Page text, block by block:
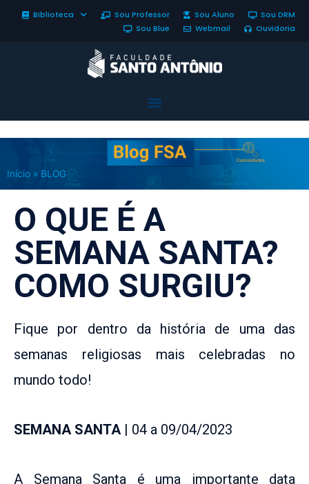
Biblioteca Sou Professor Sou Aluno
Sou DRM
Sou Blue
Webmail Ouvidoria
Início » BLOG
O QUE É A
SEMANA SANTA?
COMO SURGIU?
Fique por dentro da história de uma das
semanas religiosas mais celebradas no
mundo todo!
SEMANA SANTA | 04 a 09/04/2023
A Semana Santa é uma importante data